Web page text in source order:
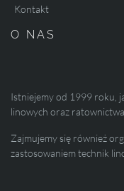
Kontakt
O NAS
Istniejemy od 1999 roku,
linowych oraz ratownictwa.
Zajmujemy się również
zastosowaniem technik